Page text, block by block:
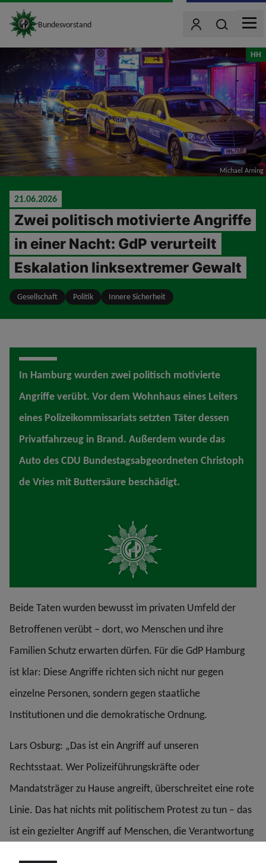
jumpToMain
site_logo
Bundesvorstand BenutzerWonach
MENU
Michael Arning
HH
21.06.2026
Zwei politisch motivierte Angriffe
in einer Nacht: GdP verurteilt
Eskalation linksextremer Gewalt
Gesellschaft Politik Innere Sicherheit
In Hamburg wurden zwei politisch motivierte
Angriffe verübt. Vor dem Wohnhaus eines Leiters
eines Polizeikommissariats setzten Täter dessen
Privatfahrzeug in Brand. Außerdem wurde das
Auto des CDU Bundestagsabgeordneten Christoph
de Vries mit Buttersäure beschädigt.
Beide Taten wurden bewusst im privaten Umfeld der
Betroffenen verübt – dort, wo Menschen und ihre
Familien Schutz erwarten dürfen. Für die GdP Hamburg
ist klar: Diese Angriffe richten sich nicht nur gegen
einzelne Personen, sondern gegen staatliche
Institutionen und die demokratische Ordnung.
Lars Osburg: „Das ist ein Angriff auf unseren
Rechtsstaat. Wer Polizeiführungskräfte oder
Mandatsträger zu Hause angreift, überschreitet eine rote
Linie. Das hat nichts mit politischem Protest zu tun – das
ist ein gezielter Angriff auf Menschen, die Verantwortung